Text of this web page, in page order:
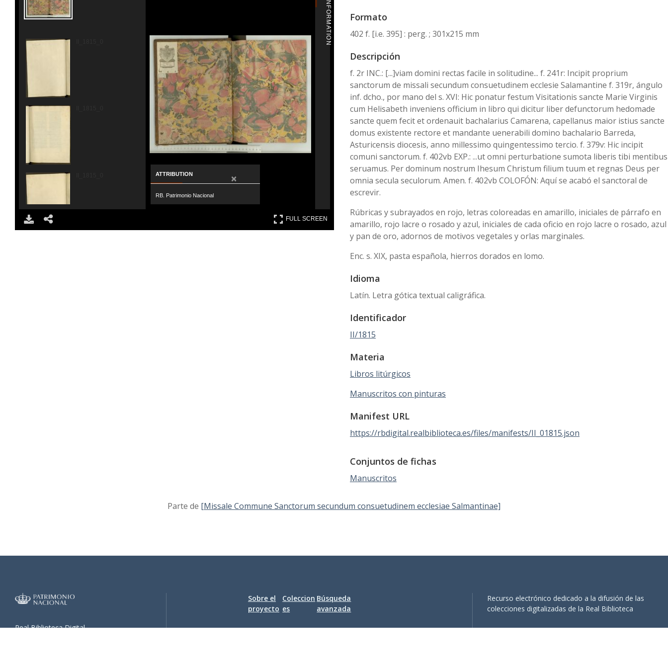
ATTRIBUTION ×
RB. Patrimonio Nacional
DOWNLOAD
FULL SCREEN
FULL SCREEN
Formato
402 f. [i.e. 395] : perg. ; 301x215 mm
Descripción
f. 2r INC.: [...]viam domini rectas facile in solitudine... f. 241r: Incipit proprium
sanctorum de missali secundum consuetudinem ecclesie Salamantine f. 319r, ángulo
inf. dcho., por mano del s. XVI: Hic ponatur festum Visitationis sancte Marie Virginis
cum Helisabeth inveniens officium in libro qui dicitur liber defunctorum hedomade
sancte quem fecit et ordenauit bachalarius Camarena, capellanus maior istius sancte
domus existente rectore et mandante uenerabili domino bachalario Barreda,
Asturicensis diocesis, anno millessimo quingentessimo tercio. f. 379v: Hic incipit
comuni sanctorum. f. 402vb EXP.: ...ut omni perturbatione sumota liberis tibi mentibus
seruamus. Per dominum nostrum Ihesum Christum filium tuum et regnas Deus per
omnia secula seculorum. Amen. f. 402vb COLOFÓN: Aquí se acabó el sanctoral de
escrevir.
Rúbricas y subrayados en rojo, letras coloreadas en amarillo, iniciales de párrafo en
amarillo, rojo lacre o rosado y azul, iniciales de cada oficio en rojo lacre o rosado, azul
y pan de oro, adornos de motivos vegetales y orlas marginales.
Enc. s. XIX, pasta española, hierros dorados en lomo.
Idioma
Latín. Letra gótica textual caligráfica.
Identificador
II/1815
Materia
Libros litúrgicos
Manuscritos con pinturas
Manifest URL
https://rbdigital.realbiblioteca.es/files/manifests/II_01815.json
Conjuntos de fichas
Manuscritos
Parte de [Missale Commune Sanctorum secundum consuetudinem ecclesiae Salmantinae]
Real Biblioteca Digital
Sobre el
proyecto
Coleccion
es
Búsqueda
avanzada
Recurso electrónico dedicado a la difusión de las
colecciones digitalizadas de la Real Biblioteca